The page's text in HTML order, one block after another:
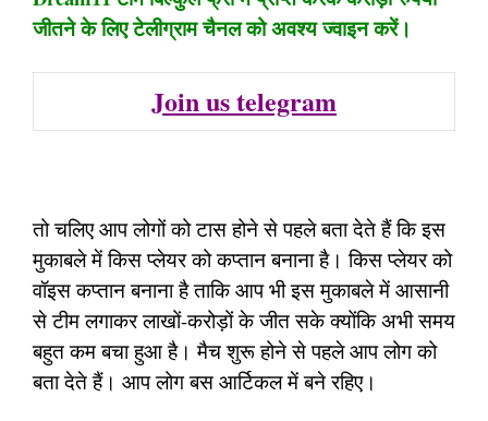
जीतने के लिए टेलीग्राम चैनल को अवश्य ज्वाइन करें।
Join us telegram
तो चलिए आप लोगों को टास होने से पहले बता देते हैं कि इस
मुकाबले में किस प्लेयर को कप्तान बनाना है। किस प्लेयर को
वॉइस कप्तान बनाना है ताकि आप भी इस मुकाबले में आसानी
से टीम लगाकर लाखों-करोड़ों के जीत सके क्योंकि अभी समय
बहुत कम बचा हुआ है। मैच शुरू होने से पहले आप लोग को
बता देते हैं। आप लोग बस आर्टिकल में बने रहिए।